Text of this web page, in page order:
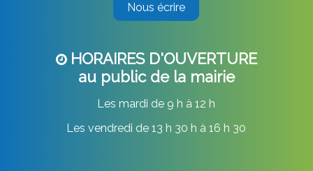
Nous écrire
HORAIRES D'OUVERTURE
au public de la mairie
Les mardi de 9 h à 12 h
Les vendredi de 13 h 30 h à 16 h 30